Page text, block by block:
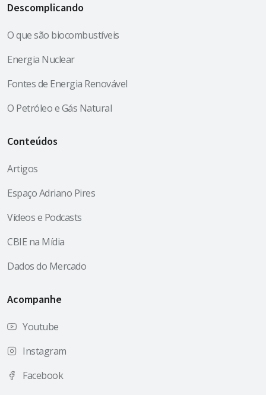
Descomplicando
O que são biocombustíveis
Energia Nuclear
Fontes de Energia Renovável
O Petróleo e Gás Natural
Conteúdos
Artigos
Espaço Adriano Pires
Vídeos e Podcasts
CBIE na Mídia
Dados do Mercado
Acompanhe
Youtube
Instagram
Facebook